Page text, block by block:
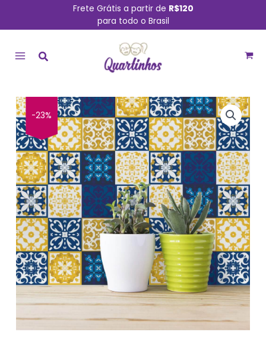
conteúdo
Frete Grátis a partir de R$120
para todo o Brasil
MENU
-23%
Adesivo
de
Azulejo
Azul
Cobalto
Cozinha
quantidade